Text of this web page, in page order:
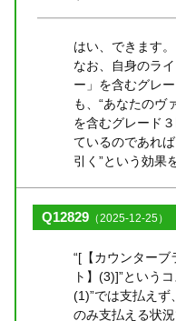
はい、できます。
なお、自身のラ
ー」を含むグレ
も、“あなたのヴ
を含むグレード
ているのであれ
引く”という効果
Q12829 （2025-12-25）
“[【カウンター
ト】(3)]”という
(1)”では支払えず
のみ支払える状況